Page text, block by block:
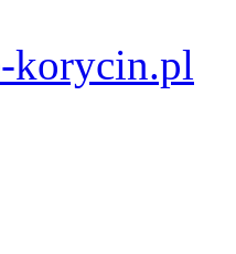
korycin.pl